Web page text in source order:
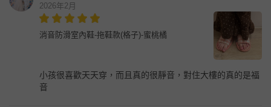
2026年2月
消音防滑室內鞋-拖鞋款(格子)-蜜桃橘
小孩很喜歡天天穿，而且真的很靜音，對住大樓的真的是福
音